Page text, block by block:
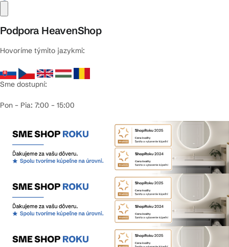
Podpora HeavenShop
Hovoríme týmito jazykmi:
Sme dostupní:
Pon – Pia: 7:00 – 15:00